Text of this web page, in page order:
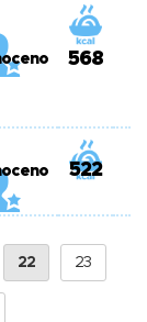
568
522
22 23